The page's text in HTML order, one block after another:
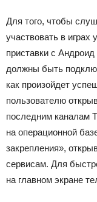
Для того, чтобы
участвовать в играх
приставки с
должны быть
как произойдет
пользователю
последним каналам
на операционной
закрепления»,
сервисам. Для
на главном экране